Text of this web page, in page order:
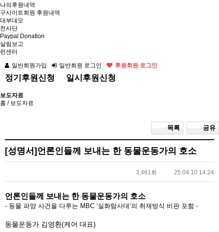
나의후원내역
구사이트회원 후원내역
대부대모
천사단
Paypal Donation
살림보고
런센터
일반회원가입
일반회원 로그인 후원회원 로그인
정기후원신청 일시후원신청
보도자료
홈 / 보도자료
공유
목록
[성명서]언론인들께 보내는 한 동물운동가의 호소
3,461회 25.04.10 14:24
언론인들께 보내는 한 동물운동가의 호소
- 동물 파양 사건을 다루는 MBC ‘실화탐사대’의 취재방식 비판 포함 -
동물운동가 김영환(케어 대표)